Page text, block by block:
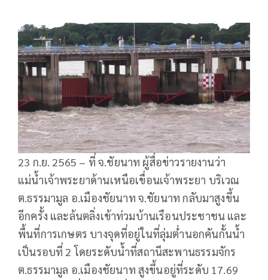
23 ก.ย. 2565 – ที่ จ.ชัยนาท ผู้สื่อข่าวรายงานว่า
แม่น้ำเจ้าพระยาด้านเหนือเขื่อนเจ้าพระยา บริเวณ
ต.ธรรมามูล อ.เมืองชัยนาท จ.ชัยนาท กลับมาสูงขึ้น
อีกครั้ง และล้นตลิ่งเข้าท่วมบ้านเรือนประชาชน และ
พื้นที่การเกษตร บางจุดที่อยู่ในที่ลุ่มต่ำนอกคันกั้นน้ำ
เป็นรอบที่ 2 โดยระดับน้ำที่สถานีสะพานธรรมจักร
ต.ธรรมามูล อ.เมืองชัยนาท สูงขึ้นอยู่ที่ระดับ 17.69